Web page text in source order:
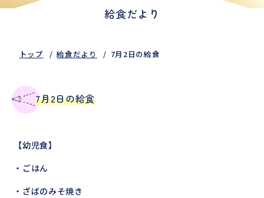
給食だより
トップ 給食だより 7月2日の給食
7月2日の給食
【幼児食】
・ごはん
・ざばのみそ焼き